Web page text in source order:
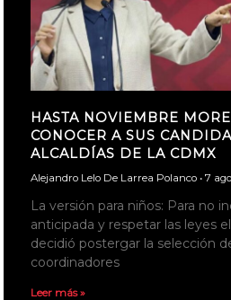
HASTA NOVIEMBRE
CONOCER A SUS
ALCALDÍAS DE LA CDMX
Alejandro Lelo De Larrea Polanco 7
La versión para niños: Para no
anticipada y respetar las leyes
decidió postergar la selección
coordinadores
Leer más »